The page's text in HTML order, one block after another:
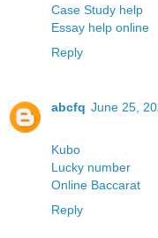
Case Study help
Essay help online
Reply
abcfq June 25,
Kubo
Lucky number
Online Baccarat
Reply